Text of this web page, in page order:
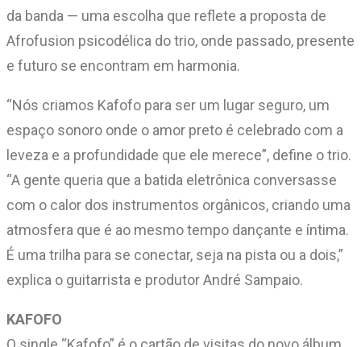
da banda — uma escolha que reflete a proposta de
Afrofusion psicodélica do trio, onde passado, presente
e futuro se encontram em harmonia.
“Nós criamos Kafofo para ser um lugar seguro, um
espaço sonoro onde o amor preto é celebrado com a
leveza e a profundidade que ele merece”, define o trio.
“A gente queria que a batida eletrônica conversasse
com o calor dos instrumentos orgânicos, criando uma
atmosfera que é ao mesmo tempo dançante e íntima.
É uma trilha para se conectar, seja na pista ou a dois,”
explica o guitarrista e produtor André Sampaio.
KAFOFO